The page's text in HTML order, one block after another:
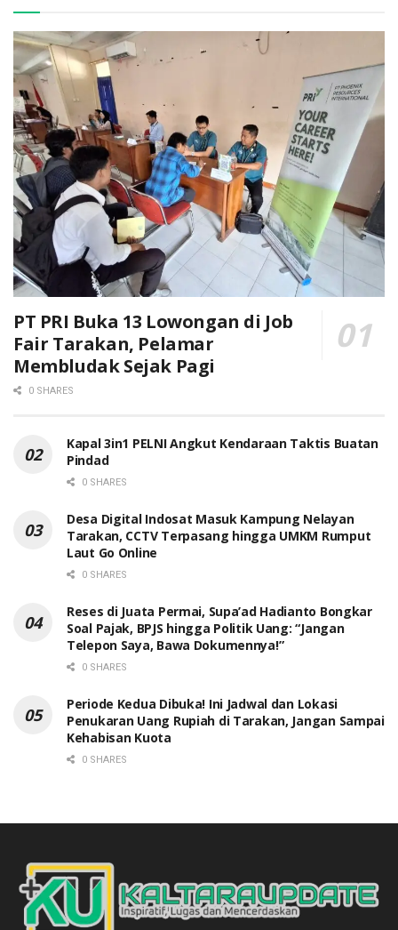
PT PRI Buka 13 Lowongan di Job
Fair Tarakan, Pelamar
Membludak Sejak Pagi
0 SHARES
Kapal 3in1 PELNI Angkut Kendaraan Taktis Buatan
Pindad
0 SHARES
Desa Digital Indosat Masuk Kampung Nelayan
Tarakan, CCTV Terpasang hingga UMKM Rumput
Laut Go Online
0 SHARES
Reses di Juata Permai, Supa’ad Hadianto Bongkar
Soal Pajak, BPJS hingga Politik Uang: “Jangan
Telepon Saya, Bawa Dokumennya!”
0 SHARES
Periode Kedua Dibuka! Ini Jadwal dan Lokasi
Penukaran Uang Rupiah di Tarakan, Jangan Sampai
Kehabisan Kuota
0 SHARES